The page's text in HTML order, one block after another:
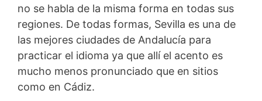
no se habla de la misma forma en todas sus
regiones. De todas formas, Sevilla es una de
las mejores ciudades de Andalucía para
practicar el idioma ya que allí el acento es
mucho menos pronunciado que en sitios
como en Cádiz.